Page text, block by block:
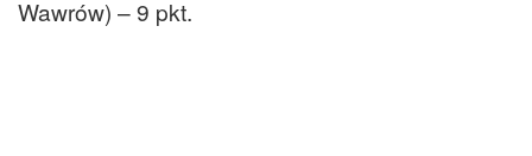
Wawrów) – 9 pkt.